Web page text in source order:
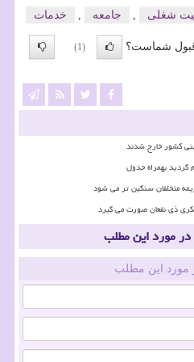
شغلی جامعه خدمات
قبول شماست؟
(1)
گردید بهمراه جدول
متخلفان سنگین تر می شود
ذی نفعان صورت می گیرد
در مورد این مطلب
مورد این مطلب